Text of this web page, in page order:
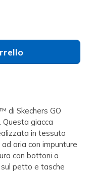
di Skechers GO
giacca
in tessuto
aria con impunture
con bottoni a
petto e tasche